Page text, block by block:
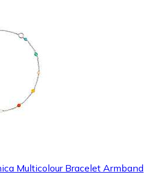
Multicolour Bracelet Armband